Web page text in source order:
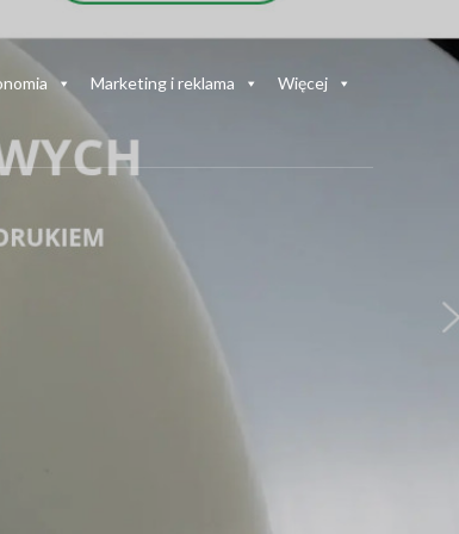
Marketing i reklama Więcej